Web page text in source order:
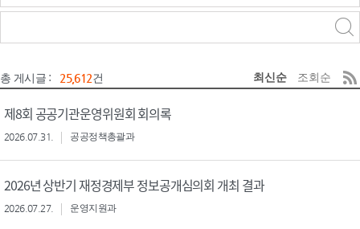
총 게시글 : 25,612건 최신순 조회순
제8회 공공기관운영위원회 회의록
2026.07.31. 공공정책총괄과
2026년 상반기 재정경제부 정보공개심의회 개최 결과
2026.07.27. 운영지원과